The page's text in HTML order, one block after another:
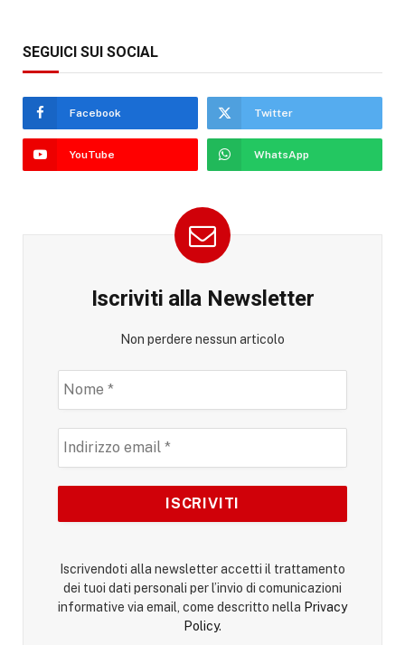
SEGUICI SUI SOCIAL
Facebook Twitter
YouTube WhatsApp
Iscriviti alla Newsletter
Non perdere nessun articolo
Iscrivendoti alla newsletter accetti il trattamento
dei tuoi dati personali per l’invio di comunicazioni
informative via email, come descritto nella Privacy
Policy.